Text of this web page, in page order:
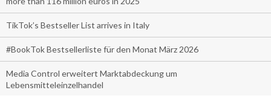
TikTok’s Bestseller List arrives in Italy
#BookTok Bestsellerliste für den Monat März 2026
Media Control erweitert Marktabdeckung um
Lebensmitteleinzelhandel